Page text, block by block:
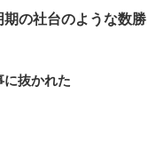
の社台のような数勝
抜かれた